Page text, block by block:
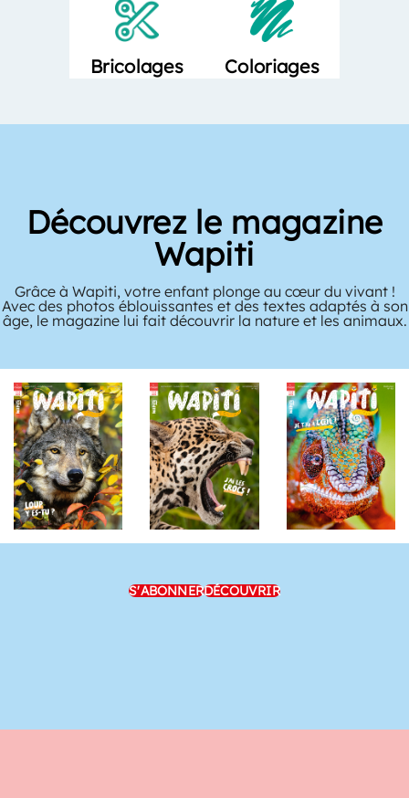
Bricolages Coloriages
Découvrez le magazine
Wapiti
Grâce à Wapiti, votre enfant plonge au cœur du vivant !
Avec des photos éblouissantes et des textes adaptés à son
âge, le magazine lui fait découvrir la nature et les animaux.
S'ABONNERDÉCOUVRIR